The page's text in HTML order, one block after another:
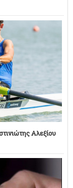
Αλεξίου